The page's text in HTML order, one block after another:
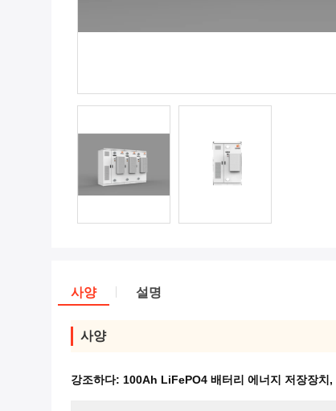
사양 설명
사양
강조하다: 100Ah LiFePO4 배터리 에너지 저장장치 ,